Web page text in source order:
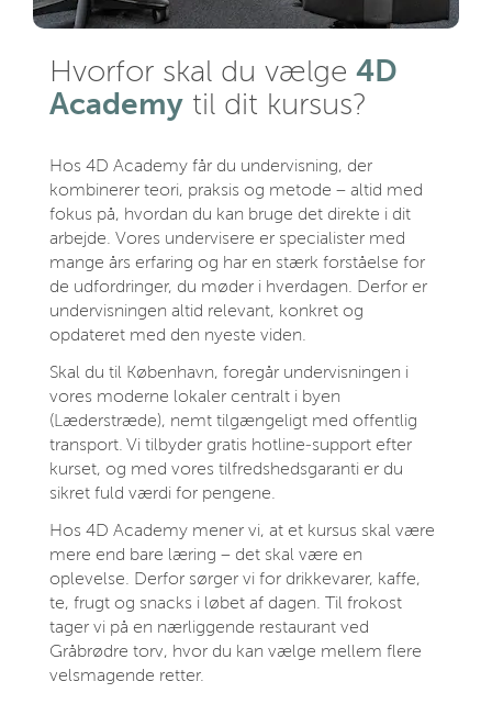
Hvorfor skal du vælge 4D
Academy til dit kursus?
Hos 4D Academy får du undervisning, der
kombinerer teori, praksis og metode – altid med
fokus på, hvordan du kan bruge det direkte i dit
arbejde. Vores undervisere er specialister med
mange års erfaring og har en stærk forståelse for
de udfordringer, du møder i hverdagen. Derfor er
undervisningen altid relevant, konkret og
opdateret med den nyeste viden.
Skal du til København, foregår undervisningen i
vores moderne lokaler centralt i byen
(Læderstræde), nemt tilgængeligt med offentlig
transport. Vi tilbyder gratis hotline‑support efter
kurset, og med vores tilfredshedsgaranti er du
sikret fuld værdi for pengene.
Hos 4D Academy mener vi, at et kursus skal være
mere end bare læring – det skal være en
oplevelse. Derfor sørger vi for drikkevarer, kaffe,
te, frugt og snacks i løbet af dagen. Til frokost
tager vi på en nærliggende restaurant ved
Gråbrødre torv, hvor du kan vælge mellem flere
velsmagende retter.